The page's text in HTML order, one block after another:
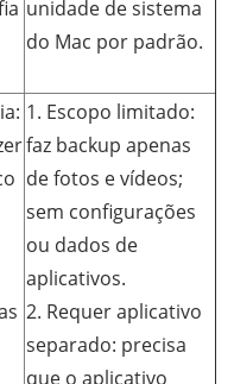
unidade de sistema
do Mac por padrão.
1. Escopo limitado:
faz backup apenas
de fotos e vídeos;
sem configurações
ou dados de
aplicativos.
2. Requer aplicativo
separado: precisa
que o aplicativo